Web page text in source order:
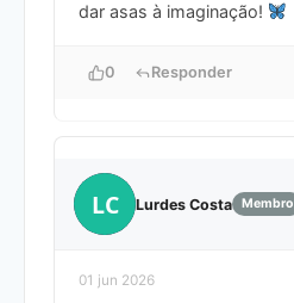
dar asas à imaginação!
0 Responder
LC Lurdes Costa Membro
01 jun 2026